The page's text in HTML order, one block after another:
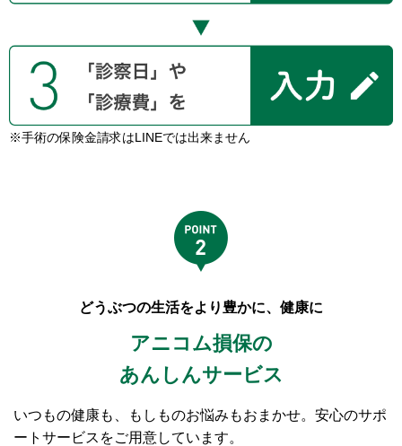
※手術の保険金請求はLINEでは出来ません
どうぶつの生活をより豊かに、健康に
アニコム損保の
あんしんサービス
いつもの健康も、もしものお悩みもおまかせ。安心のサポ
ートサービスをご用意しています。